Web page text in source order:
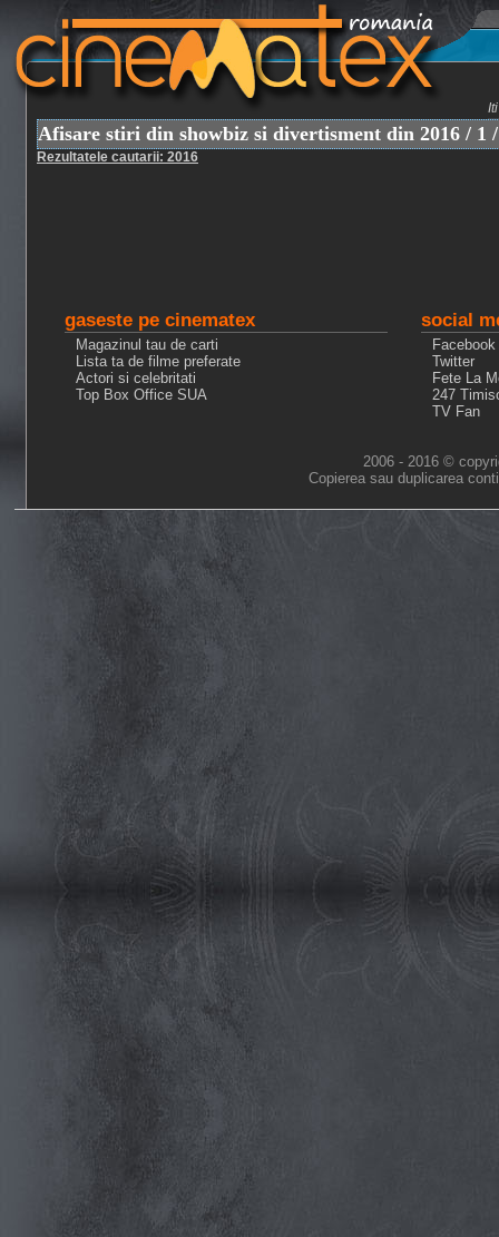
Afisare stiri din showbiz si divertisment din 2016 / 1
Rezultatele cautarii: 2016
gaseste pe cinematex
Magazinul tau de carti
Lista ta de filme preferate
Actori si celebritati
Top Box Office SUA
social
Facebook
Twitter
Fete La
247
TV Fan
2006 - 2016 ©
Copierea sau duplicarea